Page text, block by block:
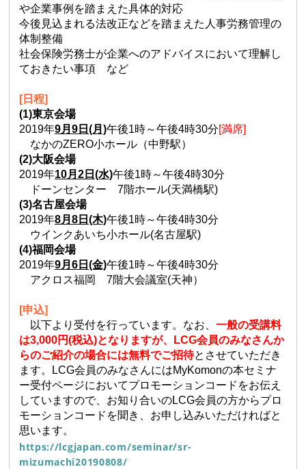
や企業事例を踏まえた具体的対応
今後見込まれる法改正などを踏まえた人事労務管理の
体制整備
社会保険労務士が企業へのアドバイスにおいて理解し
ておきたい事項 など
[日程]
(1)東京会場
2019年9月9日(月)午後1時～午後4時30分[満席]
なかのZERO小ホール（中野駅）
(2)大阪会場
2019年10月2日(水)午後1時～午後4時30分
ドーンセンター 7階ホール(天満橋駅)
(3)名古屋会場
2019年8月8日(木)午後1時～午後4時30分
ウインクあいち小ホール(名古屋駅)
(4)福岡会場
2019年9月6日(金)午後1時～午後4時30分
アクロス福岡 7階大会議室(天神）
[申込]
以下より受付を行っています。なお、 一般の受講料
は3,000円(税込)となりますが、LCG会員のみなさんか
らのご紹介の場合には無料でご招待とさせていただき
ます。LCG会員のみなさんにはMyKomonの本セミナ
ー受付ページにおいてプロモーションコードをお伝え
していますので、お知り合いのLCG会員の方からプロ
モーションコードを聞き、お申し込みいただければと
思います。
https://lcgjapan.com/seminar/sr-
mizumachi20190808/